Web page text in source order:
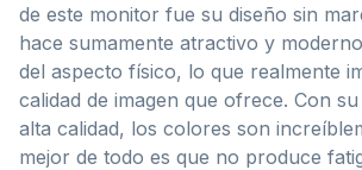
de este monitor fue su diseño sin
hace sumamente atractivo y
del aspecto físico, lo que realmente
calidad de imagen que ofrece. Con
alta calidad, los colores son
mejor de todo es que no produce